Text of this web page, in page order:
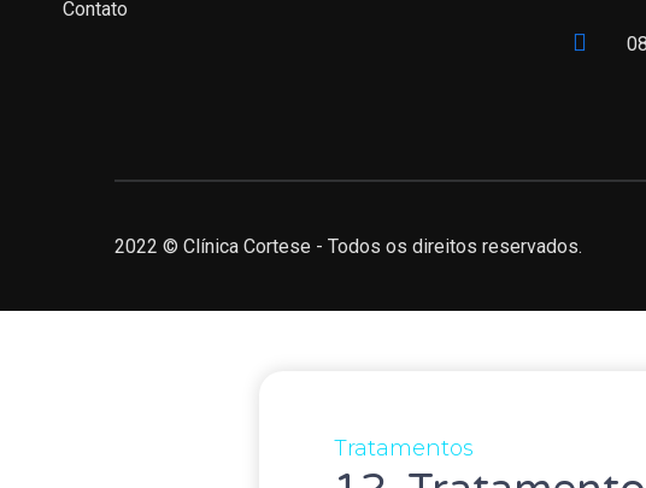
Contato
2022 © Clínica Cortese - Todos os direitos reservados.
Tratamentos